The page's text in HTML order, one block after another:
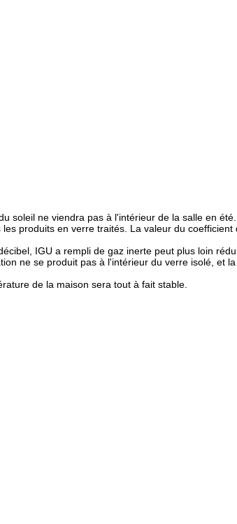
soleil ne viendra pas à l'intérieur de la salle en été.
produits en verre traités. La valeur du coefficient
IGU a rempli de gaz inerte peut plus loin
ne se produit pas à l'intérieur du verre isolé, et
de la maison sera tout à fait stable.